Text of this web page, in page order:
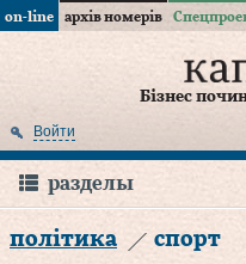
on-line архів номерів
Бізнес
Войти
разделы
політика спорт